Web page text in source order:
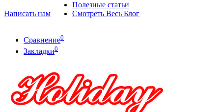
Написать нам
Полезные статьи
Смотреть Весь Блог
Сравнение0
Закладки0